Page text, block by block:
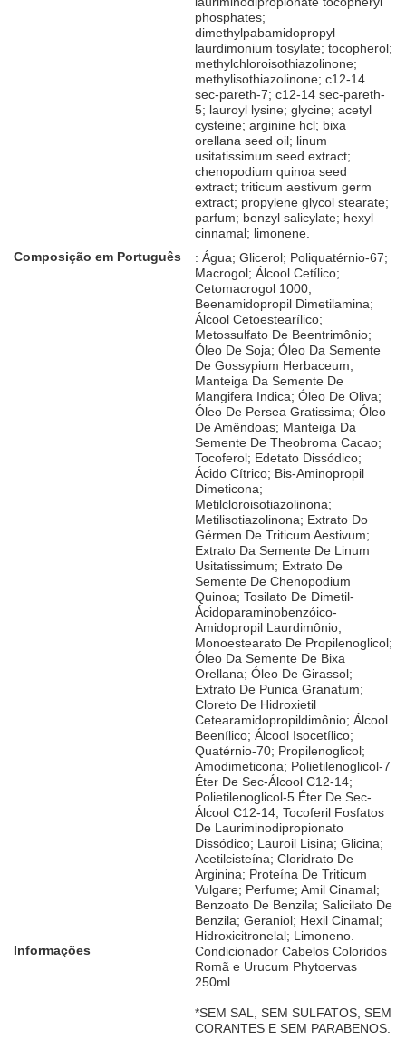
phosphates;
dimethylpabamidopropyl
laurdimonium tosylate; tocopherol;
methylchloroisothiazolinone;
methylisothiazolinone; c12-14
sec-pareth-7; c12-14 sec-pareth-
5; lauroyl lysine; glycine; acetyl
cysteine; arginine hcl; bixa
orellana seed oil; linum
usitatissimum seed extract;
chenopodium quinoa seed
extract; triticum aestivum germ
extract; propylene glycol stearate;
parfum; benzyl salicylate; hexyl
cinnamal; limonene.
Composição em Português
: Água; Glicerol; Poliquatérnio-67;
Macrogol; Álcool Cetílico;
Cetomacrogol 1000;
Beenamidopropil Dimetilamina;
Álcool Cetoestearílico;
Metossulfato De Beentrimônio;
Óleo De Soja; Óleo Da Semente
De Gossypium Herbaceum;
Manteiga Da Semente De
Mangifera Indica; Óleo De Oliva;
Óleo De Persea Gratissima; Óleo
De Amêndoas; Manteiga Da
Semente De Theobroma Cacao;
Tocoferol; Edetato Dissódico;
Ácido Cítrico; Bis-Aminopropil
Dimeticona;
Metilcloroisotiazolinona;
Metilisotiazolinona; Extrato Do
Gérmen De Triticum Aestivum;
Extrato Da Semente De Linum
Usitatissimum; Extrato De
Semente De Chenopodium
Quinoa; Tosilato De Dimetil-
Ácidoparaminobenzóico-
Amidopropil Laurdimônio;
Monoestearato De Propilenoglicol;
Óleo Da Semente De Bixa
Orellana; Óleo De Girassol;
Extrato De Punica Granatum;
Cloreto De Hidroxietil
Cetearamidopropildimônio; Álcool
Beenílico; Álcool Isocetílico;
Quatérnio-70; Propilenoglicol;
Amodimeticona; Polietilenoglicol-7
Éter De Sec-Álcool C12-14;
Polietilenoglicol-5 Éter De Sec-
Álcool C12-14; Tocoferil Fosfatos
De Lauriminodipropionato
Dissódico; Lauroil Lisina; Glicina;
Acetilcisteína; Cloridrato De
Arginina; Proteína De Triticum
Vulgare; Perfume; Amil Cinamal;
Benzoato De Benzila; Salicilato De
Benzila; Geraniol; Hexil Cinamal;
Hidroxicitronelal; Limoneno.
Informações
Condicionador Cabelos Coloridos
Romã e Urucum Phytoervas
250ml
*SEM SAL, SEM SULFATOS, SEM
CORANTES E SEM PARABENOS.